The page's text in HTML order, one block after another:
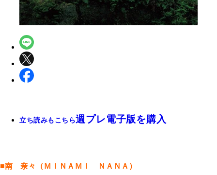
立ち読みもこちら週プレ電子版を購入
■南 奈々（ＭＩＮＡＭＩ ＮＡＮＡ）